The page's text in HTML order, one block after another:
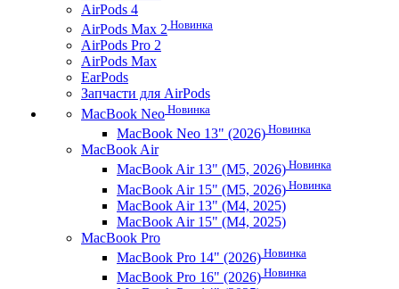
AirPods 4
AirPods Max 2 Новинка
AirPods Pro 2
AirPods Max
EarPods
Запчасти для AirPods
MacBook Neo Новинка
MacBook Neo 13" (2026) Новинка
MacBook Air
MacBook Air 13" (M5, 2026) Новинка
MacBook Air 15" (M5, 2026) Новинка
MacBook Air 13" (M4, 2025)
MacBook Air 15" (M4, 2025)
MacBook Pro
MacBook Pro 14" (2026) Новинка
MacBook Pro 16" (2026) Новинка